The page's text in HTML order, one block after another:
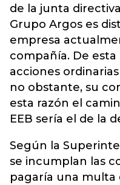
de la junta
Grupo Argos es
empresa
compañía. De esta
acciones
no obstante, su
esta razón el
EEB sería el de la
Según la
se incumplan las
pagaría una multa